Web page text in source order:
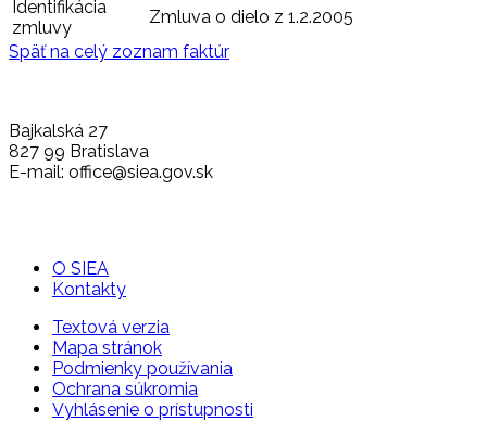
Identifikácia
zmluvy
Zmluva o dielo z 1.2.2005
Späť na celý zoznam faktúr
Bajkalská 27
827 99 Bratislava
E-mail: office@siea.gov.sk
O SIEA
Kontakty
Textová verzia
Mapa stránok
Podmienky používania
Ochrana súkromia
Vyhlásenie o prístupnosti